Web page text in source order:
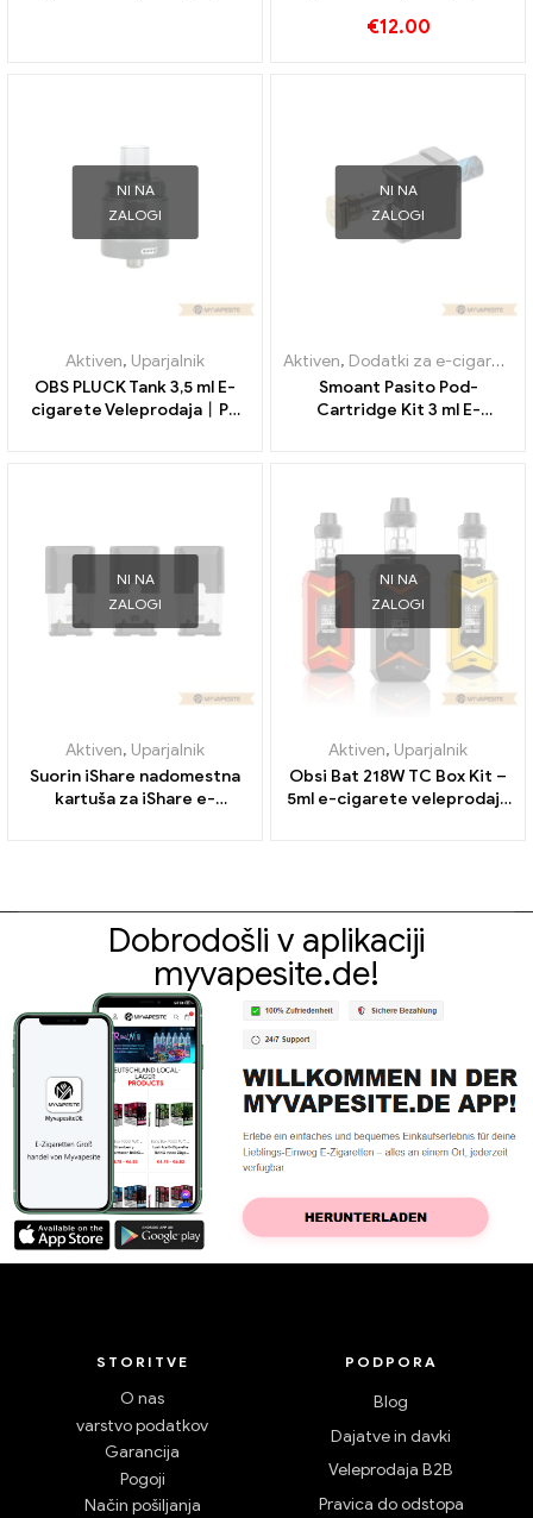
€12.00
NI NA
ZALOGI
Aktiven, Uparjalnik
OBS PLUCK Tank 3,5 ml E-
cigarete Veleprodaja丨Po
NI NA
ZALOGI
Aktiven, Dodatki za e-cigarete
Smoant Pasito Pod-
Cartridge Kit 3 ml E-
NI NA
ZALOGI
Aktiven, Uparjalnik
Suorin iShare nadomestna
kartuša za iShare e-
NI NA
ZALOGI
Aktiven, Uparjalnik
Obsi Bat 218W TC Box Kit –
5ml e-cigarete veleprodaja
Dobrodošli v aplikaciji
myvapesite.de!
STORITVE
O nas
varstvo podatkov
Garancija
Pogoji
Način pošiljanja
PODPORA
Blog
Dajatve in davki
Veleprodaja B2B
Pravica do odstopa